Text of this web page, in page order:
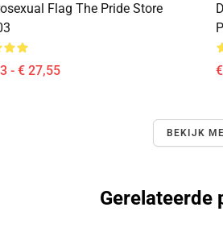
Flag The Pride Store
- € 27,55
BEKIJK
Gerelateerde